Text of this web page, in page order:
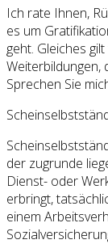
Ich rate Ihnen,
es um
geht. Gleiches
Weiterbildungen,
Sprechen Sie
der zugrunde
Dienst- oder
erbringt,
einem